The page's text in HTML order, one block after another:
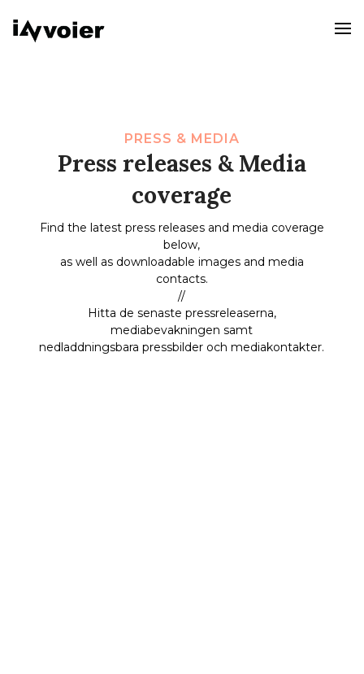
PRESS & MEDIA
Press releases & Media
coverage
Find the latest press releases and media coverage
below,
as well as downloadable images and media
contacts.
//
Hitta de senaste pressreleaserna,
mediabevakningen samt
nedladdningsbara pressbilder och mediakontakter.